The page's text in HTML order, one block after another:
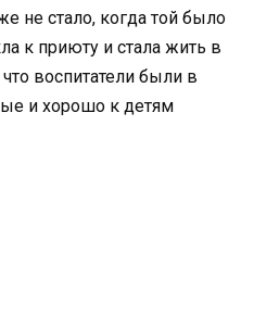
не стало, когда той было
к приюту и стала жить в
воспитатели были в
и хорошо к детям